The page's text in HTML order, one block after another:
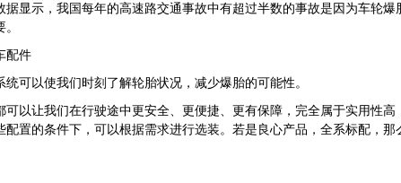
据显示，我国每年的高速路交通事故中有超过半数的事故是因为车轮
配件
统可以使我们时刻了解轮胎状况，减少爆胎的可能性。
可以让我们在行驶途中更安全、更便捷、更有保障，完全属于实用性
配置的条件下，可以根据需求进行选装。若是良心产品，全系标配，那